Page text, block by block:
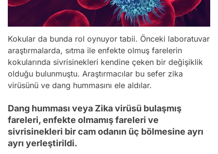
Kokular da bunda rol oynuyor tabii. Önceki laboratuvar
araştırmalarda, sıtma ile enfekte olmuş farelerin
kokularında sivrisinekleri kendine çeken bir değişiklik
olduğu bulunmuştu. Araştırmacılar bu sefer zika
virüsünü ve dang hummasını ele aldılar.
Dang humması veya Zika virüsü bulaşmış
fareleri, enfekte olmamış fareleri ve
sivrisinekleri bir cam odanın üç bölmesine ayrı
ayrı yerleştirildi.